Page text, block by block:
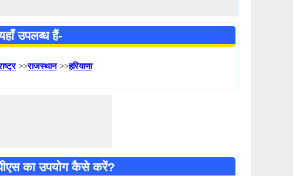
उपलब्ध हैं-
>>राजस्थान>>हरियाणा
का उपयोग कैसे करें?